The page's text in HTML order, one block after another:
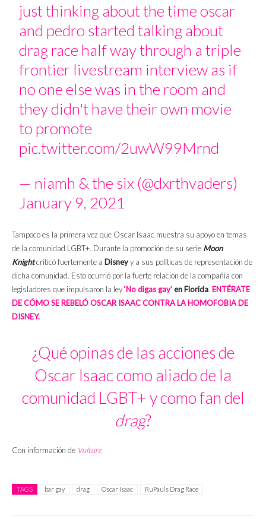
just thinking about the time oscar
and pedro started talking about
drag race half way through a triple
frontier livestream interview as if
no one else was in the room and
they didn't have their own movie
to promote
pic.twitter.com/2uwW99Mrnd
— niamh & the six (@dxrthvaders)
January 9, 2021
Tampoco es la primera vez que Oscar Isaac muestra su apoyo en temas
de la comunidad LGBT+. Durante la promoción de su serie Moon
Knightcriticó fuertemente a Disneyy a sus políticas de representación de
dicha comunidad. Esto ocurrió por la fuerte relación de la compañía con
legisladores que impulsaron la ley‘No digas gay’en Florida. ENTÉRATE
DE CÓMO SE REBELÓ OSCAR ISAAC CONTRA LA HOMOFOBIA DE
DISNEY.
¿Qué opinas de las acciones de
Oscar Isaac como aliado de la
comunidad LGBT+ y como fan del
drag?
Con información de Vulture
TAGS bar gay drag Oscar Isaac RuPauls Drag Race